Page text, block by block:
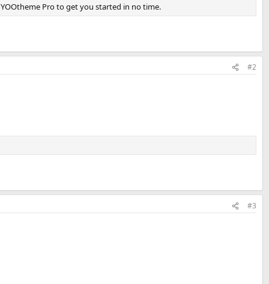
Pro to get you started in no time.
#2
#3